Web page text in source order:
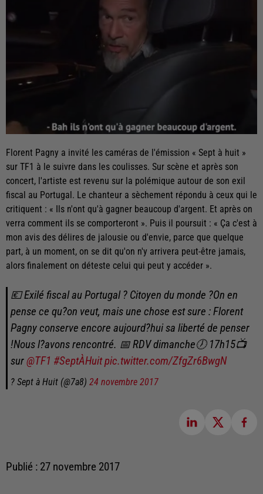
Florent Pagny a invité les caméras de l'émission « Sept à huit »
sur TF1 à le suivre dans les coulisses. Sur scène et après son
concert, l'artiste est revenu sur la polémique autour de son exil
fiscal au Portugal. Le chanteur a sèchement répondu à ceux qui le
critiquent : « Ils n'ont qu'à gagner beaucoup d'argent. Et après on
verra comment ils se comporteront ». Puis il poursuit : « Ça c'est à
mon avis des délires de jalousie ou d'envie, parce que quelque
part, à un moment, on se dit qu'on n'y arrivera peut-être jamais,
alors finalement on déteste celui qui peut y accéder ».
💶 Exilé fiscal au Portugal ? Citoyen du monde ?On en
pense ce qu?on veut, mais une chose est sure : Florent
Pagny conserve encore aujourd?hui sa liberté de penser
!Nous l?avons rencontré. 📅 RDV dimanche🕖 17h15📺
sur@TF1 #SeptÀHuitpic.twitter.com/ZfgZr6BwgN
? Sept à Huit (@7a8) 24 novembre 2017
Publié : 27 novembre 2017